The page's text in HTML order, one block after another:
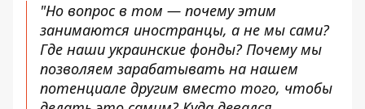
"Но вопрос в том — почему этим
занимаются иностранцы, а не мы сами?
Где наши украинские фонды? Почему мы
позволяем зарабатывать на нашем
потенциале другим вместо того, чтобы